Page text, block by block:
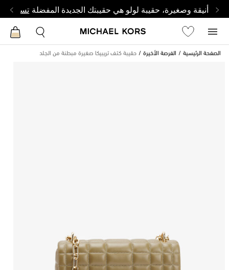
أنيقة وصغيرة، حقيبة لولو هي حقيبتك الجديدة المفضلة تسوق
الصفحة الرئيسية الفرصة الأخيرة حقيبة كتف تريبيكا صغيرة مبطنة من الجلد